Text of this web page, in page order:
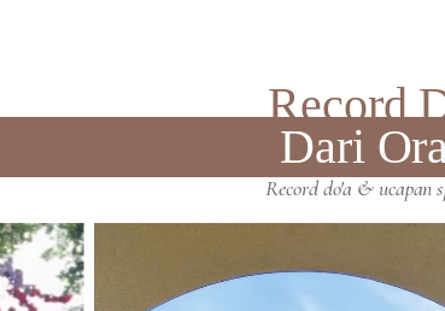
Record
Dari
Record do'a & ucapan